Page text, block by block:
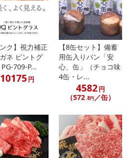
年
（北海道）
柱(北海道産)、食塩/調味料(アミノ酸
うにご注意ください。
ンク】視力補正
ネ ピントグ
709-P...
10175 円
【8缶セット】備蓄
用缶入りパン「安
心、缶」（チョコ味
4缶・レ...
4582円
（572.8円／缶）